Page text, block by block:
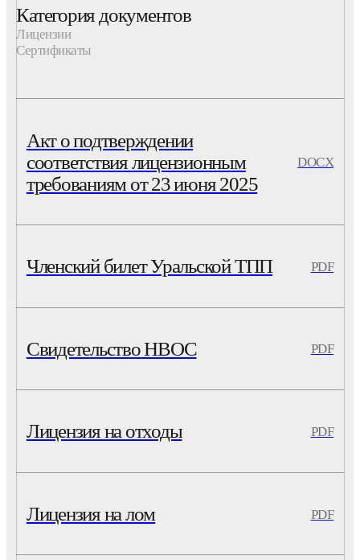
Категория документов
Лицензии
Сертификаты
Акт о подтверждении
соответствия лицензионным
требованиям от 23 июня 2025
DOCX
Членский билет Уральской ТПП PDF
Свидетельство НВОС PDF
Лицензия на отходы PDF
Лицензия на лом PDF